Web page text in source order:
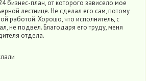
бизнес-план, от которого зависело мое
лестнице. Не сделал его сам, потому
работой. Хорошо, что исполнитель, с
не подвел. Благодаря его труду, меня
отдела.